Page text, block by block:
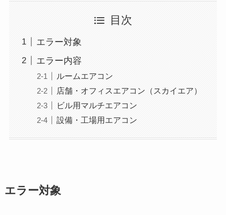
目次
エラー対象
エラー内容
ルームエアコン
店舗・オフィスエアコン（スカイエア）
ビル用マルチエアコン
設備・工場用エアコン
エラー対象